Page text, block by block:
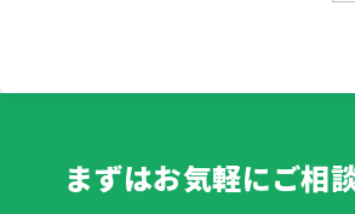
まずはお気軽にご相